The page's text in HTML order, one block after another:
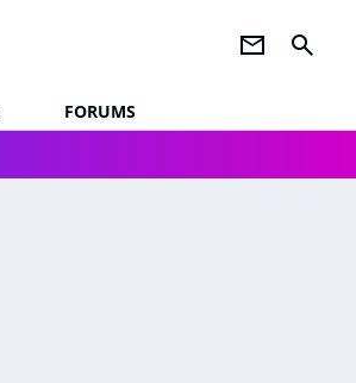
newsletter search
FORUMS